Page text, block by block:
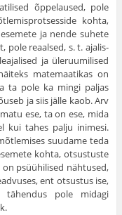
õppelaused, pole
kohta,
ja nende suhete
pole reaalsed, s. t. ajalis-
ja üleruumi­lised
matemaatikas on
ta pole ka mingi paljas
ja siis jälle kaob. Arv
ese, ta on ese, mida
kui tahes palju ini­mesi.
suudame teda
kohta, otsus­tuste
psüühilised näh­tused,
ent otsustus ise,
pole midagi